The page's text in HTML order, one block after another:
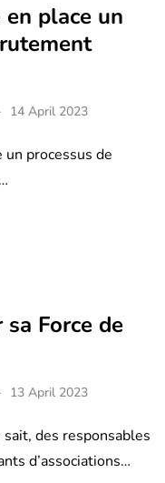
place un
14 April 2023
processus de
Force de
13 April 2023
des responsables
d’associations…